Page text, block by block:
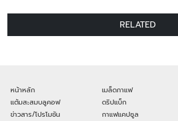
RELATED
หน้าหลัก
แต้มสะสมบลูคอฟ
ข่าวสาร/โปรโมชัน
เมล็ดกาแฟ
ดริปแบ็ก
กาแฟแคปซูล